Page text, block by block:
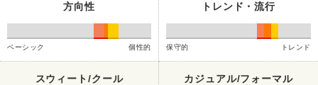
方向性
ベーシック 個性的
トレンド・流行
保守的 トレンド
スウィート/クール カジュアル/フォーマル